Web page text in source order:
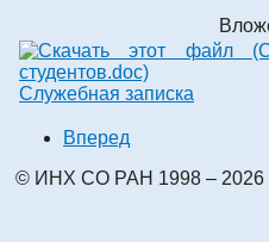
Служебная записка
Вперед
© ИНХ СО РАН 1998 – 2026